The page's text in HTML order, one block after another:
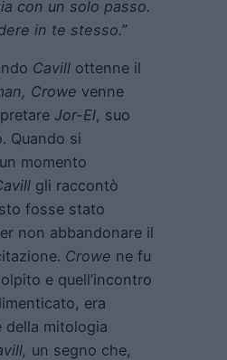
con un solo passo.
in te stesso.”
Cavill ottenne il
Crowe venne
Jor-El, suo
Quando si
momento
gli raccontò
fosse stato
non abbandonare il
Crowe ne fu
e quell’incontro
era
mitologia
un segno che,